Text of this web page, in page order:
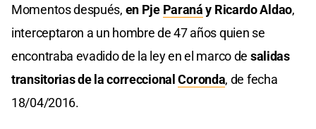
Momentos después, en Pje Paranáy Ricardo Aldao,
interceptaron a un hombre de 47 años quien se
encontraba evadido de la ley en el marco de salidas
transitorias de la correccionalCoronda, de fecha
18/04/2016.